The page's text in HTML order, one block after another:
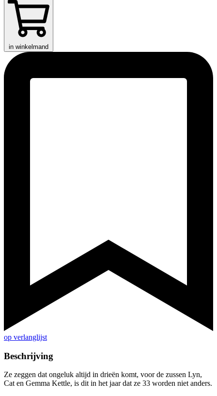
in winkelmand
op verlanglijst
Beschrijving
Ze zeggen dat ongeluk altijd in drieën komt, voor de zussen Lyn,
Cat en Gemma Kettle, is dit in het jaar dat ze 33 worden niet anders.